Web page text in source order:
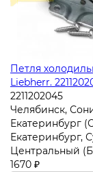
Петля
Liebherr.
2211202045
Челябинск,
Екатеринбург
Екатеринбург,
Центральный
1670 ₽